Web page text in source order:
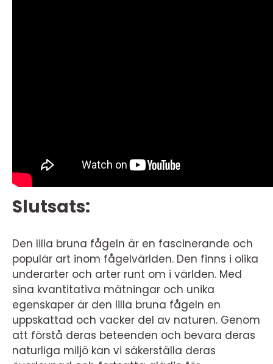
Slutsats:
Den lilla bruna fågeln är en fascinerande och
populär art inom fågelvärlden. Den finns i olika
underarter och arter runt om i världen. Med
sina kvantitativa mätningar och unika
egenskaper är den lilla bruna fågeln en
uppskattad och vacker del av naturen. Genom
att förstå deras beteenden och bevara deras
naturliga miljö kan vi säkerställa deras